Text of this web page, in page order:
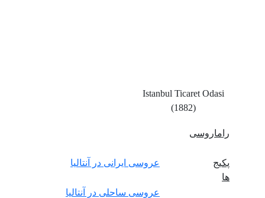
Istanbul Ticaret Odasi
(1882)
راماروسی
پکیج
ها
عروسی ایرانی در آنتالیا
عروسی ساحلی در آنتالیا